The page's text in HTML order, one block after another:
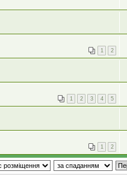
1 2
1 2 3 4 5
1 2